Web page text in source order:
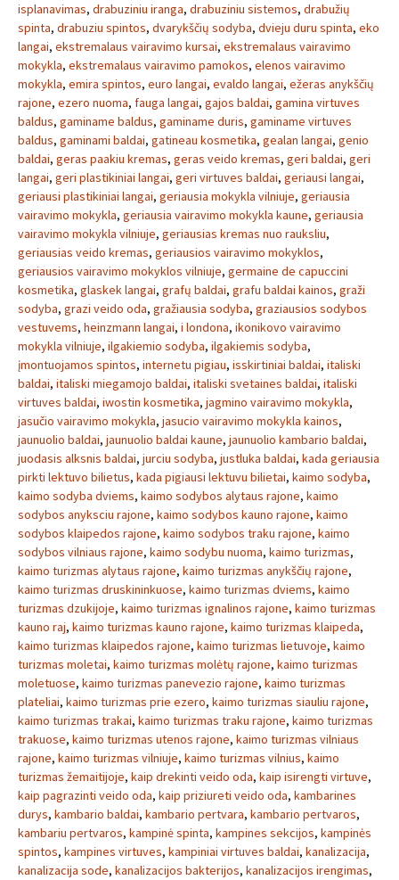
isplanavimas, drabuziniu iranga, drabuziniu sistemos, drabužių
spinta, drabuziu spintos, dvarykščių sodyba, dvieju duru spinta, eko
langai, ekstremalaus vairavimo kursai, ekstremalaus vairavimo
mokykla, ekstremalaus vairavimo pamokos, elenos vairavimo
mokykla, emira spintos, euro langai, evaldo langai, ežeras anykščių
rajone, ezero nuoma, fauga langai, gajos baldai, gamina virtuves
baldus, gaminame baldus, gaminame duris, gaminame virtuves
baldus, gaminami baldai, gatineau kosmetika, gealan langai, genio
baldai, geras paakiu kremas, geras veido kremas, geri baldai, geri
langai, geri plastikiniai langai, geri virtuves baldai, geriausi langai,
geriausi plastikiniai langai, geriausia mokykla vilniuje, geriausia
vairavimo mokykla, geriausia vairavimo mokykla kaune, geriausia
vairavimo mokykla vilniuje, geriausias kremas nuo rauksliu,
geriausias veido kremas, geriausios vairavimo mokyklos,
geriausios vairavimo mokyklos vilniuje, germaine de capuccini
kosmetika, glaskek langai, grafų baldai, grafu baldai kainos, graži
sodyba, grazi veido oda, gražiausia sodyba, graziausios sodybos
vestuvems, heinzmann langai, i londona, ikonikovo vairavimo
mokykla vilniuje, ilgakiemio sodyba, ilgakiemis sodyba,
įmontuojamos spintos, internetu pigiau, isskirtiniai baldai, italiski
baldai, italiski miegamojo baldai, italiski svetaines baldai, italiski
virtuves baldai, iwostin kosmetika, jagmino vairavimo mokykla,
jasučio vairavimo mokykla, jasucio vairavimo mokykla kainos,
jaunuolio baldai, jaunuolio baldai kaune, jaunuolio kambario baldai,
juodasis alksnis baldai, jurciu sodyba, justluka baldai, kada geriausia
pirkti lektuvo bilietus, kada pigiausi lektuvu bilietai, kaimo sodyba,
kaimo sodyba dviems, kaimo sodybos alytaus rajone, kaimo
sodybos anyksciu rajone, kaimo sodybos kauno rajone, kaimo
sodybos klaipedos rajone, kaimo sodybos traku rajone, kaimo
sodybos vilniaus rajone, kaimo sodybu nuoma, kaimo turizmas,
kaimo turizmas alytaus rajone, kaimo turizmas anykščių rajone,
kaimo turizmas druskininkuose, kaimo turizmas dviems, kaimo
turizmas dzukijoje, kaimo turizmas ignalinos rajone, kaimo turizmas
kauno raj, kaimo turizmas kauno rajone, kaimo turizmas klaipeda,
kaimo turizmas klaipedos rajone, kaimo turizmas lietuvoje, kaimo
turizmas moletai, kaimo turizmas molėtų rajone, kaimo turizmas
moletuose, kaimo turizmas panevezio rajone, kaimo turizmas
plateliai, kaimo turizmas prie ezero, kaimo turizmas siauliu rajone,
kaimo turizmas trakai, kaimo turizmas traku rajone, kaimo turizmas
trakuose, kaimo turizmas utenos rajone, kaimo turizmas vilniaus
rajone, kaimo turizmas vilniuje, kaimo turizmas vilnius, kaimo
turizmas žemaitijoje, kaip drekinti veido oda, kaip isirengti virtuve,
kaip pagrazinti veido oda, kaip priziureti veido oda, kambarines
durys, kambario baldai, kambario pertvara, kambario pertvaros,
kambariu pertvaros, kampinė spinta, kampines sekcijos, kampinės
spintos, kampines virtuves, kampiniai virtuves baldai, kanalizacija,
kanalizacija sode, kanalizacijos bakterijos, kanalizacijos irengimas,